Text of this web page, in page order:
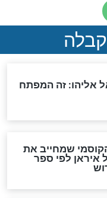
את הקץ?